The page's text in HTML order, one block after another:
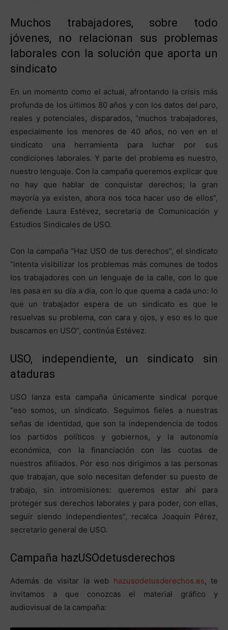
Muchos trabajadores, sobre todo
jóvenes, no relacionan sus problemas
laborales con la solución que aporta un
sindicato
En un momento como el actual, afrontando la crisis más
profunda de los últimos 80 años y con los datos del paro,
reales y potenciales, disparados, “muchos trabajadores,
especialmente los menores de 40 años, no ven en el
sindicato una herramienta para luchar por sus
condiciones laborales. Y parte del problema es nuestro,
nuestro lenguaje. Con la campaña queremos explicar que
no hay que hablar de conquistar derechos; la gran
mayoría ya existen, ahora nos toca hacer uso de ellos”,
defiende Laura Estévez, secretaria de Comunicación y
Estudios Sindicales de USO.
Con la campaña “Haz USO de tus derechos”, el sindicato
“intenta visibilizar los problemas más comunes de todos
los trabajadores con un lenguaje de la calle, con lo que
les pasa en su día a día, con lo que quema a cada uno: lo
que un trabajador espera de un sindicato es que le
resuelvas su problema, con cara y ojos, y eso es lo que
buscamos en USO”, continúa Estévez.
USO, independiente, un sindicato sin
ataduras
USO lanza esta campaña únicamente sindical porque
“eso somos, un sindicato. Seguimos fieles a nuestras
señas de identidad, que son la independencia de todos
los partidos políticos y gobiernos, y la autonomía
económica, con la financiación con las cuotas de
nuestros afiliados. Por eso nos dirigimos a las personas
que trabajan, que solo necesitan defender su puesto de
trabajo, sin intromisiones: queremos estar ahí para
proteger sus derechos laborales y para poder, con ellas,
seguir siendo independientes”, recalca Joaquín Pérez,
secretario general de USO.
Campaña hazUSOdetusderechos
Además de visitar la web hazusodetusderechos.es, te
invitamos a que conozcas el material gráfico y
audiovisual de la campaña: